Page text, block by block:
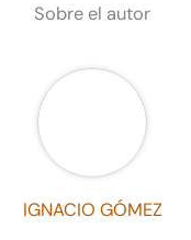
Sobre el autor
IGNACIO GÓMEZ